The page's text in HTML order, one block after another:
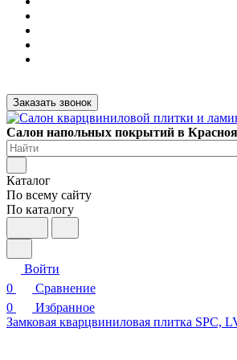
Заказать звонок
Салон напольных покрытий в
Каталог
По всему сайту
По каталогу
Войти
0
Сравнение
0
Избранное
Замковая кварцвиниловая плитка